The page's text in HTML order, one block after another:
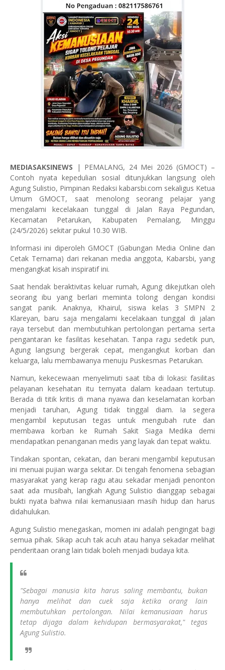
MEDIASAKSINEWS | PEMALANG, 24 Mei 2026 (GMOCT) –
Contoh nyata kepedulian sosial ditunjukkan langsung oleh
Agung Sulistio, Pimpinan Redaksi kabarsbi.com sekaligus Ketua
Umum GMOCT, saat menolong seorang pelajar yang
mengalami kecelakaan tunggal di Jalan Raya Pegundan,
Kecamatan Petarukan, Kabupaten Pemalang, Minggu
(24/5/2026) sekitar pukul 10.30 WIB.
Informasi ini diperoleh GMOCT (Gabungan Media Online dan
Cetak Ternama) dari rekanan media anggota, Kabarsbi, yang
mengangkat kisah inspiratif ini.
Saat hendak beraktivitas keluar rumah, Agung dikejutkan oleh
seorang ibu yang berlari meminta tolong dengan kondisi
sangat panik. Anaknya, Khairul, siswa kelas 3 SMPN 2
Klareyan, baru saja mengalami kecelakaan tunggal di jalan
raya tersebut dan membutuhkan pertolongan pertama serta
pengantaran ke fasilitas kesehatan. Tanpa ragu sedetik pun,
Agung langsung bergerak cepat, mengangkut korban dan
keluarga, lalu membawanya menuju Puskesmas Petarukan.
Namun, kekecewaan menyelimuti saat tiba di lokasi: fasilitas
pelayanan kesehatan itu ternyata dalam keadaan tertutup.
Berada di titik kritis di mana nyawa dan keselamatan korban
menjadi taruhan, Agung tidak tinggal diam. Ia segera
mengambil keputusan tegas untuk mengubah rute dan
membawa korban ke Rumah Sakit Siaga Medika demi
mendapatkan penanganan medis yang layak dan tepat waktu.
Tindakan spontan, cekatan, dan berani mengambil keputusan
ini menuai pujian warga sekitar. Di tengah fenomena sebagian
masyarakat yang kerap ragu atau sekadar menjadi penonton
saat ada musibah, langkah Agung Sulistio dianggap sebagai
bukti nyata bahwa nilai kemanusiaan masih hidup dan harus
didahulukan.
Agung Sulistio menegaskan, momen ini adalah pengingat bagi
semua pihak. Sikap acuh tak acuh atau hanya sekadar melihat
penderitaan orang lain tidak boleh menjadi budaya kita.
"Sebagai manusia kita harus saling membantu, bukan
hanya melihat dan cuek saja ketika orang lain
membutuhkan pertolongan. Nilai kemanusiaan harus
tetap dijaga dalam kehidupan bermasyarakat," tegas
Agung Sulistio.